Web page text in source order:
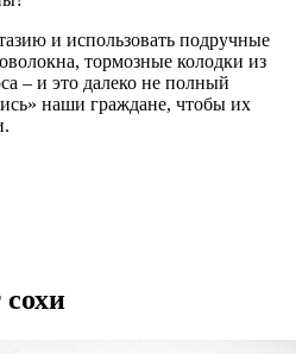
и использовать подручные
тормозные колодки из
– и это далеко не полный
наши граждане, чтобы их
сохи